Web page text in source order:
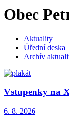
Obec
Aktuality
Úřední deska
Archív
Vstupenky na
6. 8. 2026